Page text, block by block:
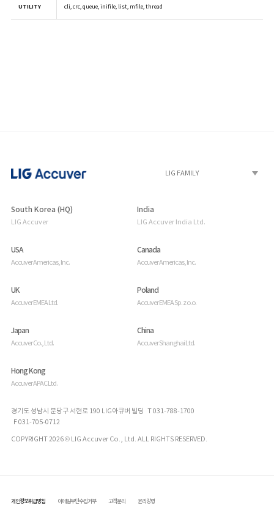
UTILITY cli, crc, queue, inifile, list, mfile, thread
South Korea (HQ)
LIG Accuver
India
LIG Accuver India Ltd.
USA
Accuver Americas, Inc.
Canada
Accuver Americas, Inc.
UK
Accuver EMEA Ltd.
Poland
Accuver EMEA Sp. z o.o.
Japan
Accuver Co., Ltd.
China
Accuver Shanghai Ltd.
Hong Kong
Accuver APAC Ltd.
경기도 성남시 분당구 서현로 190 LIG아큐버 빌딩 T 031-788-1700
F 031-705-0712
COPYRIGHT 2026 © LIG Accuver Co., Ltd. ALL RIGHTS RESERVED.
개인정보취급방침 이메일무단수집거부 고객문의 윤리강령